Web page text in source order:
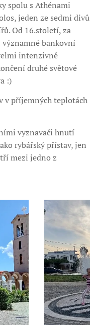
spolu s Athénami
jeden ze sedmi divů
Od 16.století, za
významné bankovní
intenzivně
druhé světové
:)
v příjemných teplotách
vyznavači hnutí
rybářský přístav, jen
mezi jedno z